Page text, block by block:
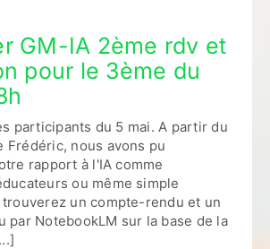
GM-IA 2ème rdv et
pour le 3ème du
participants du 5 mai. A partir du
Frédéric, nous avons pu
rapport à l'IA comme
ou même simple
trouverez un compte-rendu et un
par NotebookLM sur la base de la